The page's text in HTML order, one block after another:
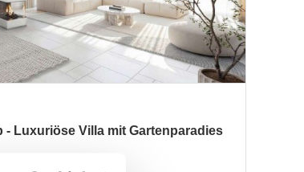
- Luxuriöse Villa mit Gartenparadies